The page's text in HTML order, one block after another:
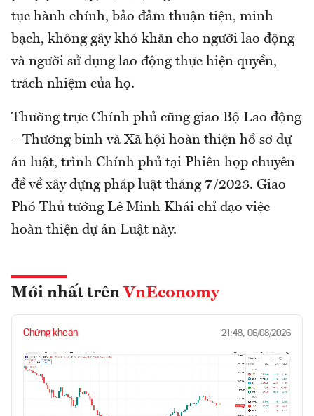
tục hành chính, bảo đảm thuận tiện, minh
bạch, không gây khó khăn cho người lao động
và người sử dụng lao động thực hiện quyền,
trách nhiệm của họ.
Thường trực Chính phủ cũng giao Bộ Lao động
– Thương binh và Xã hội hoàn thiện hồ sơ dự
án luật, trình Chính phủ tại Phiên họp chuyên
đề về xây dựng pháp luật tháng 7/2023. Giao
Phó Thủ tướng Lê Minh Khái chỉ đạo việc
hoàn thiện dự án Luật này.
Mới nhất trên VnEconomy
Chứng khoán 21:48, 06/08/2026